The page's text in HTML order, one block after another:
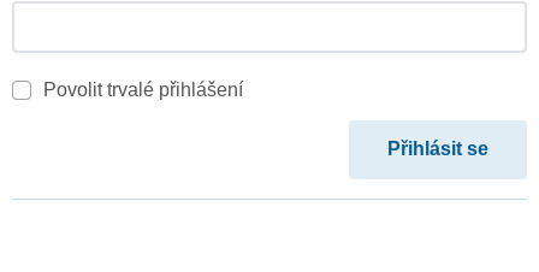
Povolit trvalé přihlášení